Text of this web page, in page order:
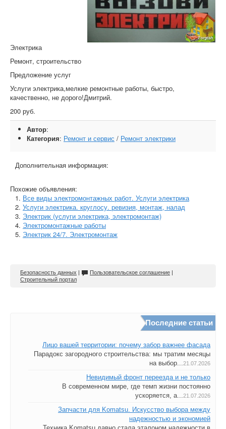
Электрика
Ремонт, строительство
Предложение услуг
Услуги электрика,мелкие ремонтные работы, быстро,
качественно, не дорого!Дмитрий.
200 руб.
Автор:
Категория: Ремонт и сервис / Ремонт электрики
Дополнительная информация:
Похожие объявления:
Все виды электромонтажных работ. Услуги электрика
Услуги электрика. круглосу. ревизия, монтаж, налад
Электрик (услуги электрика, электромонтаж)
Электромонтажные работы
Электрик 24/7. Электромонтаж
Безопасность данных | Пользовательское соглашение |
Строительный портал
Последние статьи
Лицо вашей территории: почему забор важнее фасада
Парадокс загородного строительства: мы тратим месяцы
на выбор...21.07.2026
Невидимый фронт переезда и не только
В современном мире, где темп жизни постоянно
ускоряется, а...21.07.2026
Запчасти для Komatsu. Искусство выбора между
надежностью и экономией